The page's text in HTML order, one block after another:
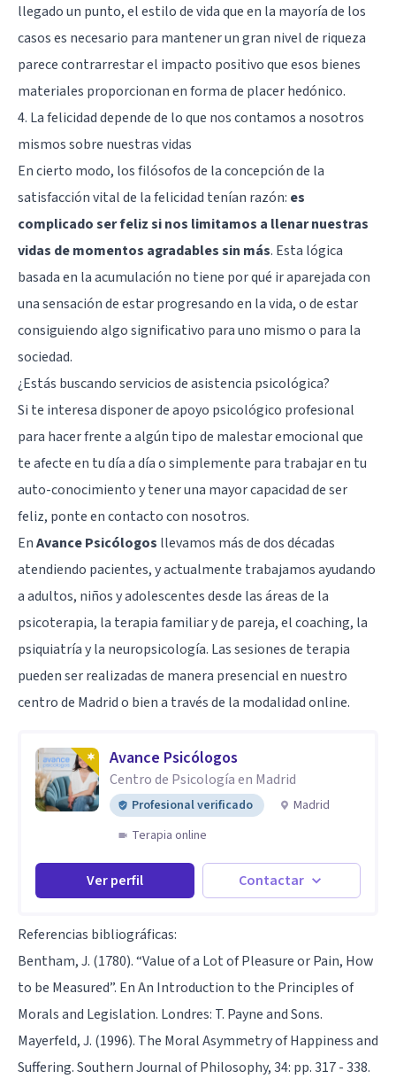
llegado un punto, el estilo de vida que en la mayoría de los
casos es necesario para mantener un gran nivel de riqueza
parece contrarrestar el impacto positivo que esos bienes
materiales proporcionan en forma de placer hedónico.
4. La felicidad depende de lo que nos contamos a nosotros
mismos sobre nuestras vidas
En cierto modo, los filósofos de la concepción de la
satisfacción vital de la felicidad tenían razón: es
complicado ser feliz si nos limitamos a llenar nuestras
vidas de momentos agradables sin más. Esta lógica
basada en la acumulación no tiene por qué ir aparejada con
una sensación de estar progresando en la vida, o de estar
consiguiendo algo significativo para uno mismo o para la
sociedad.
¿Estás buscando servicios de asistencia psicológica?
Si te interesa disponer de apoyo psicológico profesional
para hacer frente a algún tipo de malestar emocional que
te afecte en tu día a día o simplemente para trabajar en tu
auto-conocimiento y tener una mayor capacidad de ser
feliz, ponte en contacto con nosotros.
EnAvance Psicólogos llevamos más de dos décadas
atendiendo pacientes, y actualmente trabajamos ayudando
a adultos, niños y adolescentes desde las áreas de la
psicoterapia, la terapia familiar y de pareja, el coaching, la
psiquiatría y la neuropsicología. Las sesiones de terapia
pueden ser realizadas de manera presencial en nuestro
centro de Madrid o bien a través de la modalidad online.
Avance Psicólogos
Centro de Psicología en Madrid
Profesional verificado
Madrid
Terapia online
Ver perfil Contactar
Referencias bibliográficas:
Bentham, J. (1780). “Value of a Lot of Pleasure or Pain, How
to be Measured”. En An Introduction to the Principles of
Morals and Legislation. Londres: T. Payne and Sons.
Mayerfeld, J. (1996). The Moral Asymmetry of Happiness and
Suffering. Southern Journal of Philosophy, 34: pp. 317 - 338.